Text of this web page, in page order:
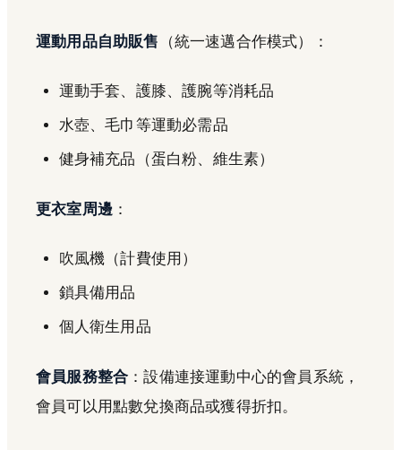
運動用品自助販售 （統一速邁合作模式）：
運動手套、護膝、護腕等消耗品
水壺、毛巾等運動必需品
健身補充品（蛋白粉、維生素）
更衣室周邊 ：
吹風機（計費使用）
鎖具備用品
個人衛生用品
會員服務整合 ：設備連接運動中心的會員系統，
會員可以用點數兌換商品或獲得折扣。